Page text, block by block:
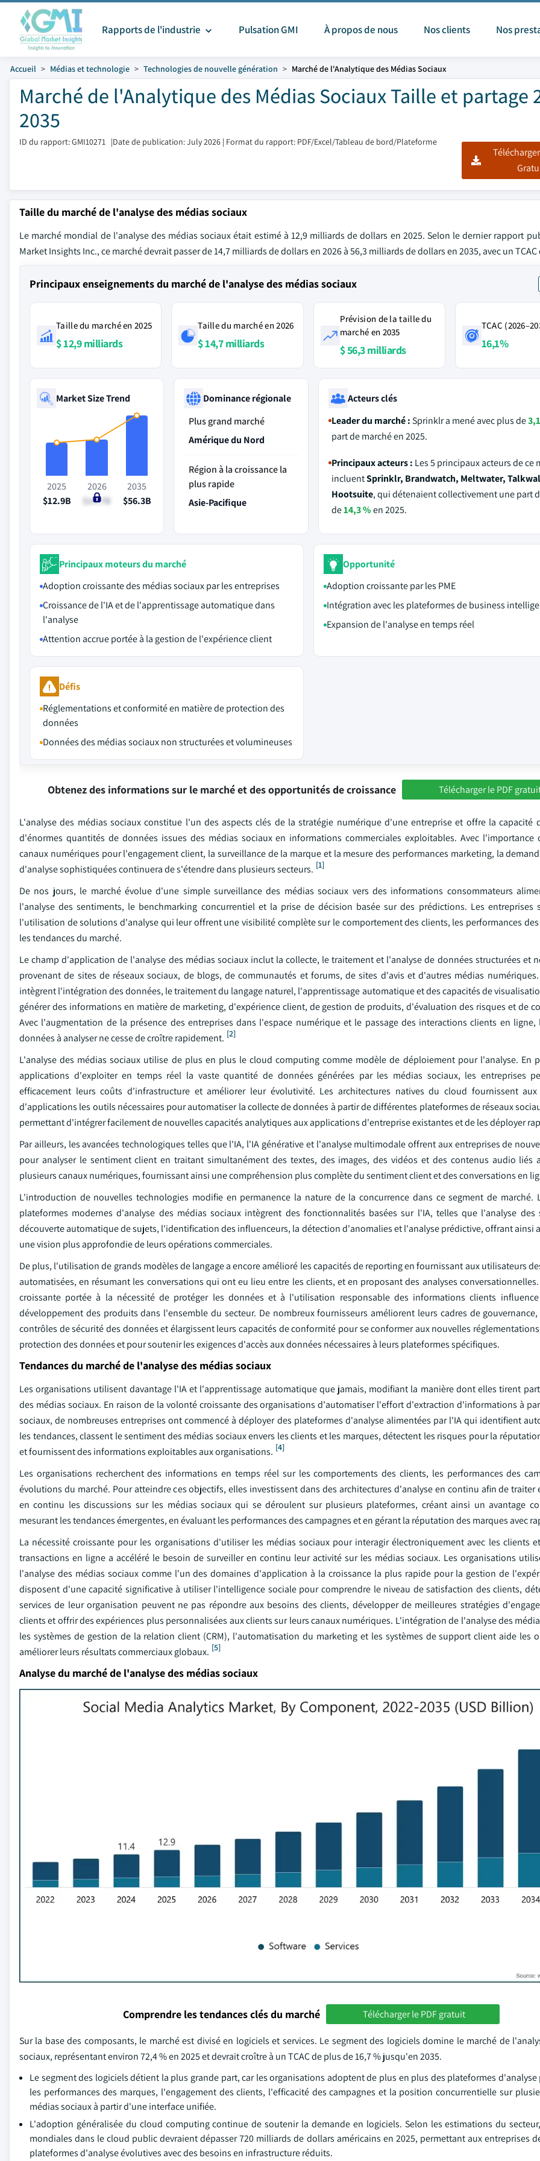
Rapports de l'industrie Pulsation GMI À propos de nous Nos clients Nos
Accueil Médias et technologie Technologies de nouvelle génération Marché de l'Analytique des Médias Sociaux
Marché de l'Analytique des Médias Sociaux Taille et partage
2035
ID du rapport: GMI10271 |Date de publication: July 2026 | Format du rapport: PDF/Excel/Tableau de bord/Plateforme
Taille du marché de l'analyse des médias sociaux
Le marché mondial de l'analyse des médias sociaux était estimé à 12,9 milliards de dollars en 2025. Selon le dernier rapport
Market Insights Inc., ce marché devrait passer de 14,7 milliards de dollars en 2026 à 56,3 milliards de dollars en 2035, avec un TCAC
Principaux enseignements du marché de l'analyse des médias sociaux
Taille du marché en 2025
$ 12,9 milliards
Taille du marché en 2026
$ 14,7 milliards
Prévision de la taille du
marché en 2035
$ 56,3 milliards
TCAC
16,1%
Market Size Trend
2025
$12.9B
2026
$14.7B
2035
$56.3B
Dominance régionale
Plus grand marché
Amérique du Nord
Région à la croissance la
plus rapide
Asie-Pacifique
Acteurs clés
Leader du marché :Sprinklr a mené avec plus de
part de marché en 2025.
Principaux acteurs : Les 5 principaux acteurs de ce
incluentSprinklr, Brandwatch, Meltwater,
Hootsuite, qui détenaient collectivement une part
de14,3 %en 2025.
Principaux moteurs du marché
Adoption croissante des médias sociaux par les entreprises
Croissance de l'IA et de l'apprentissage automatique dans
l'analyse
Attention accrue portée à la gestion de l'expérience client
Opportunité
Adoption croissante par les PME
Intégration avec les plateformes de business
Expansion de l'analyse en temps réel
Défis
Réglementations et conformité en matière de protection des
données
Données des médias sociaux non structurées et volumineuses
Obtenez des informations sur le marché et des opportunités de croissance Télécharger le PDF
L'analyse des médias sociaux constitue l'un des aspects clés de la stratégie numérique d'une entreprise et offre la capacité
d'énormes quantités de données issues des médias sociaux en informations commerciales exploitables. Avec l'importance
canaux numériques pour l'engagement client, la surveillance de la marque et la mesure des performances marketing, la
d'analyse sophistiquées continuera de s'étendre dans plusieurs secteurs. [1]
De nos jours, le marché évolue d'une simple surveillance des médias sociaux vers des informations consommateurs
l'analyse des sentiments, le benchmarking concurrentiel et la prise de décision basée sur des prédictions. Les entreprises
l'utilisation de solutions d'analyse qui leur offrent une visibilité complète sur le comportement des clients, les performances
les tendances du marché.
Le champ d'application de l'analyse des médias sociaux inclut la collecte, le traitement et l'analyse de données structurées et
provenant de sites de réseaux sociaux, de blogs, de communautés et forums, de sites d'avis et d'autres médias
intègrent l'intégration des données, le traitement du langage naturel, l'apprentissage automatique et des capacités de
générer des informations en matière de marketing, d'expérience client, de gestion de produits, d'évaluation des risques et de
Avec l'augmentation de la présence des entreprises dans l'espace numérique et le passage des interactions clients en
données à analyser ne cesse de croître rapidement. [2]
L'analyse des médias sociaux utilise de plus en plus le cloud computing comme modèle de déploiement pour l'analyse. En
applications d'exploiter en temps réel la vaste quantité de données générées par les médias sociaux, les entreprises
efficacement leurs coûts d'infrastructure et améliorer leur évolutivité. Les architectures natives du cloud fournissent aux
d'applications les outils nécessaires pour automatiser la collecte de données à partir de différentes plateformes de réseaux
permettant d'intégrer facilement de nouvelles capacités analytiques aux applications d'entreprise existantes et de les déployer
Par ailleurs, les avancées technologiques telles que l'IA, l'IA générative et l'analyse multimodale offrent aux entreprises de
pour analyser le sentiment client en traitant simultanément des textes, des images, des vidéos et des contenus audio liés
plusieurs canaux numériques, fournissant ainsi une compréhension plus complète du sentiment client et des conversations en
L'introduction de nouvelles technologies modifie en permanence la nature de la concurrence dans ce segment de marché.
plateformes modernes d'analyse des médias sociaux intègrent des fonctionnalités basées sur l'IA, telles que l'analyse des
découverte automatique de sujets, l'identification des influenceurs, la détection d'anomalies et l'analyse prédictive, offrant ainsi
une vision plus approfondie de leurs opérations commerciales.
De plus, l'utilisation de grands modèles de langage a encore amélioré les capacités de reporting en fournissant aux utilisateurs
automatisées, en résumant les conversations qui ont eu lieu entre les clients, et en proposant des analyses
croissante portée à la nécessité de protéger les données et à l'utilisation responsable des informations clients
développement des produits dans l'ensemble du secteur. De nombreux fournisseurs améliorent leurs cadres de
contrôles de sécurité des données et élargissent leurs capacités de conformité pour se conformer aux nouvelles
protection des données et pour soutenir les exigences d'accès aux données nécessaires à leurs plateformes spécifiques.
Tendances du marché de l'analyse des médias sociaux
Les organisations utilisent davantage l'IA et l'apprentissage automatique que jamais, modifiant la manière dont elles tirent
des médias sociaux. En raison de la volonté croissante des organisations d'automatiser l'effort d'extraction d'informations à
sociaux, de nombreuses entreprises ont commencé à déployer des plateformes d'analyse alimentées par l'IA qui identifient
les tendances, classent le sentiment des médias sociaux envers les clients et les marques, détectent les risques pour la
et fournissent des informations exploitables aux organisations. [4]
Les organisations recherchent des informations en temps réel sur les comportements des clients, les performances des
évolutions du marché. Pour atteindre ces objectifs, elles investissent dans des architectures d'analyse en continu afin de traiter
en continu les discussions sur les médias sociaux qui se déroulent sur plusieurs plateformes, créant ainsi un avantage
mesurant les tendances émergentes, en évaluant les performances des campagnes et en gérant la réputation des marques avec
La nécessité croissante pour les organisations d'utiliser les médias sociaux pour interagir électroniquement avec les clients
transactions en ligne a accéléré le besoin de surveiller en continu leur activité sur les médias sociaux. Les organisations
l'analyse des médias sociaux comme l'un des domaines d'application à la croissance la plus rapide pour la gestion de
disposent d'une capacité significative à utiliser l'intelligence sociale pour comprendre le niveau de satisfaction des clients,
services de leur organisation peuvent ne pas répondre aux besoins des clients, développer de meilleures stratégies
clients et offrir des expériences plus personnalisées aux clients sur leurs canaux numériques. L'intégration de l'analyse des
les systèmes de gestion de la relation client (CRM), l'automatisation du marketing et les systèmes de support client aide les
améliorer leurs résultats commerciaux globaux. [5]
Analyse du marché de l'analyse des médias sociaux
Comprendre les tendances clés du marché Télécharger le PDF gratuit
Sur la base des composants, le marché est divisé en logiciels et services. Le segment des logiciels domine le marché de
sociaux, représentant environ 72,4 % en 2025 et devrait croître à un TCAC de plus de 16,7 % jusqu'en 2035.
Le segment des logiciels détient la plus grande part, car les organisations adoptent de plus en plus des plateformes
les performances des marques, l'engagement des clients, l'efficacité des campagnes et la position concurrentielle sur
médias sociaux à partir d'une interface unifiée.
L'adoption généralisée du cloud computing continue de soutenir la demande en logiciels. Selon les estimations du
mondiales dans le cloud public devraient dépasser 720 milliards de dollars américains en 2025, permettant aux entreprises
plateformes d'analyse évolutives avec des besoins en infrastructure réduits.